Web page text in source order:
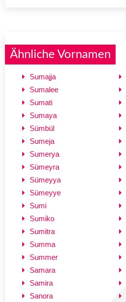
Ähnliche Vornamen
Sumajja
Sumalee
Sumati
Sumaya
Sümbül
Sumeja
Sumerya
Sümeyra
Sümeyya
Sümeyye
Sumi
Sumiko
Sumitra
Summa
Summer
Samara
Samira
Sanora